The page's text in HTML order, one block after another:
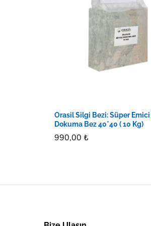
Orasil Silgi Bezi: Süper
Dokuma Bez 40*40 ( 10 Kg)
990,00 ₺
990,00 ₺